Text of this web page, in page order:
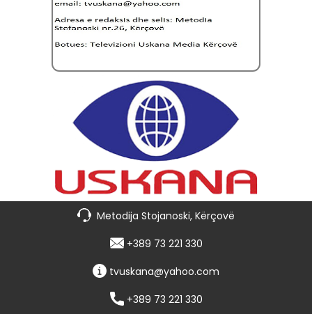
Metodija Stojanoski, Kërçovë
+389 73 221 330
tvuskana@yahoo.com
+389 73 221 330